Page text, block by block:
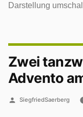
Darstellung
Zwei
Advento
Veröffentlicht
SiegfriedSaerberg